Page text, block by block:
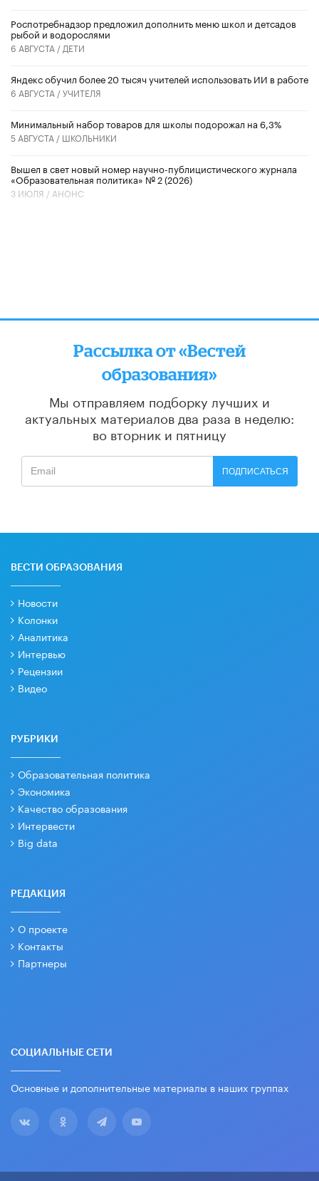
Роспотребнадзор предложил дополнить меню школ и детсадов
рыбой и водорослями
6 АВГУСТА / ДЕТИ
​Яндекс обучил более 20 тысяч учителей использовать ИИ в работе
6 АВГУСТА /УЧИТЕЛЯ
Минимальный набор товаров для школы подорожал на 6,3%
5 АВГУСТА / ШКОЛЬНИКИ
Вышел в свет новый номер научно-публицистического журнала
«Образовательная политика» № 2 (2026)
3 ИЮЛЯ / АНОНС
Рассылка от «Вестей
образования»
Мы отправляем подборку лучших и
актуальных материалов два раза в неделю:
во вторник и пятницу
ПОДПИСАТЬСЯ
ВЕСТИ ОБРАЗОВАНИЯ
Новости
Колонки
Аналитика
Интервью
Рецензии
Видео
РУБРИКИ
Образовательная политика
Экономика
Качество образования
Интервести
Big data
РЕДАКЦИЯ
О проекте
Контакты
Партнеры
СОЦИАЛЬНЫЕ СЕТИ
Основные и дополнительные материалы в наших группах